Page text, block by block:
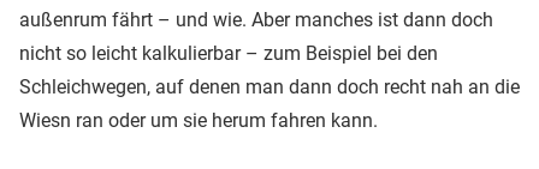
außenrum fährt – und wie. Aber manches ist dann doch
nicht so leicht kalkulierbar – zum Beispiel bei den
Schleichwegen, auf denen man dann doch recht nah an die
Wiesn ran oder um sie herum fahren kann.